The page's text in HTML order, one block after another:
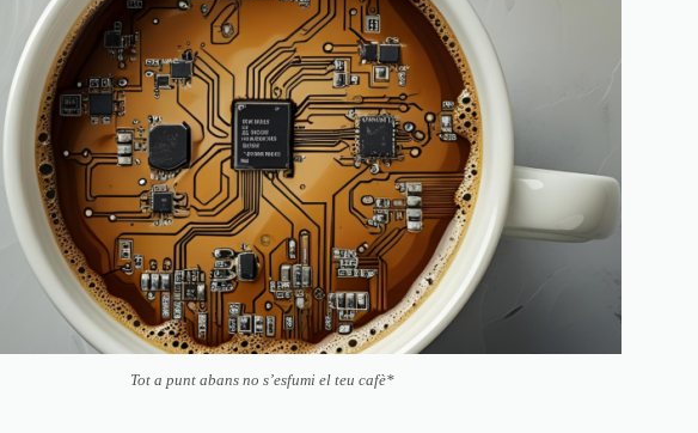
Tot a punt abans no s’esfumi el teu cafè*